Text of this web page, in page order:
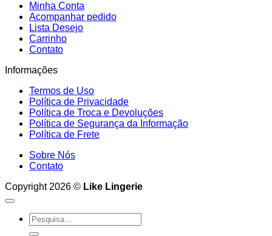
Minha Conta
Acompanhar pedido
Lista Desejo
Carrinho
Contato
Informações
Termos de Uso
Política de Privacidade
Política de Troca e Devoluções
Política de Segurança da Informação
Política de Frete
Sobre Nós
Contato
Copyright 2026 © Like Lingerie
Pesquisar
por: